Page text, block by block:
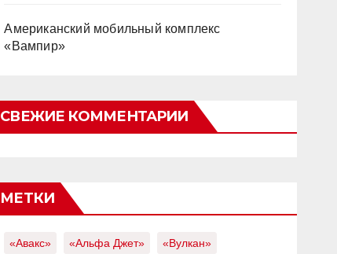
Американский мобильный комплекс
«Вампир»
СВЕЖИЕ КОММЕНТАРИИ
МЕТКИ
«Авакс» «Альфа Джет» «Вулкан»